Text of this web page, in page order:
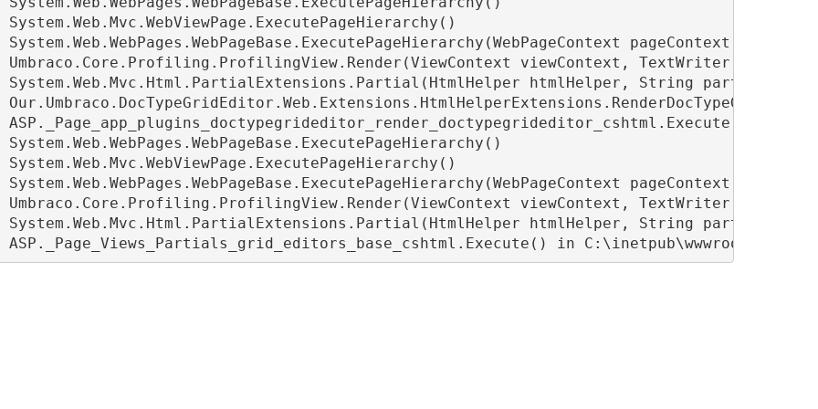
System.Web.Mvc.WebViewPage.ExecutePageHierarchy()
System.Web.WebPages.WebPageBase.ExecutePageHierarchy(WebPageContext pageContext,
Umbraco.Core.Profiling.ProfilingView.Render(ViewContext viewContext, TextWriter writer)
System.Web.Mvc.Html.PartialExtensions.Partial(HtmlHelper htmlHelper, String
ASP._Page_app_plugins_doctypegrideditor_render_doctypegrideditor_cshtml.Execute() in
System.Web.WebPages.WebPageBase.ExecutePageHierarchy()
System.Web.Mvc.WebViewPage.ExecutePageHierarchy()
System.Web.WebPages.WebPageBase.ExecutePageHierarchy(WebPageContext pageContext,
Umbraco.Core.Profiling.ProfilingView.Render(ViewContext viewContext, TextWriter writer)
System.Web.Mvc.Html.PartialExtensions.Partial(HtmlHelper htmlHelper, String
ASP._Page_Views_Partials_grid_editors_base_cshtml.Execute() in